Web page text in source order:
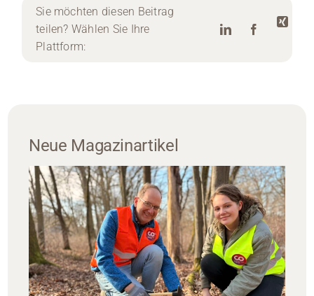
Sie möchten diesen Beitrag
teilen? Wählen Sie Ihre
Plattform:
Neue Magazinartikel